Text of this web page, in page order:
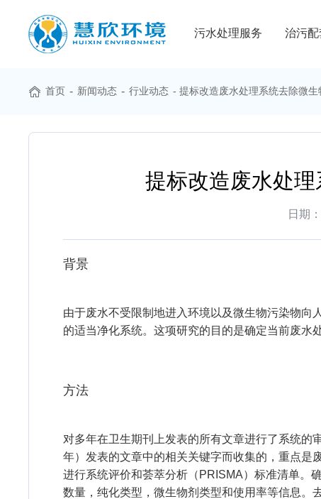
污水处理服务 治污
首页 - 新闻动态 - 行业动态 - 提标改造废水处理系统去除微生
提标改造废水处
日期
背景
由于废水不受限制地进入环境以及微生物污染物向
的适当净化系统。这项研究的目的是确定当前废水
方法
对多年在卫生期刊上发表的所有文章进行了系统的
年）发表的文章中的相关关键字而收集的，重点是
进行系统评价和荟萃分析（ PRISMA）标准清单。
数量，纯化类型，微生物剂类型和使用率等信息。